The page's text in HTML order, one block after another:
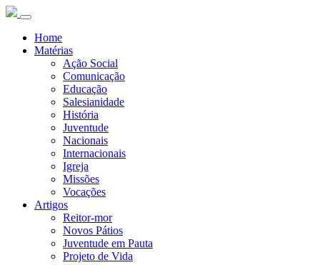
Home
Matérias
Ação Social
Comunicação
Educação
Salesianidade
História
Juventude
Nacionais
Internacionais
Igreja
Missões
Vocações
Artigos
Reitor-mor
Novos Pátios
Juventude em Pauta
Projeto de Vida